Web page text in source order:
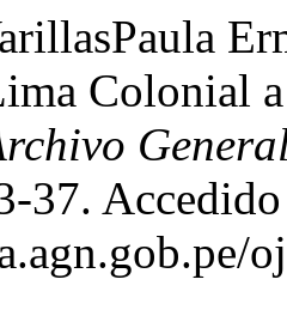
Colonial
37.